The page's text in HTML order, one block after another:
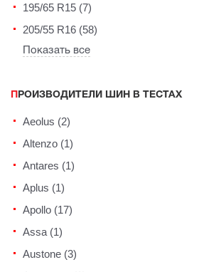
195/65 R15 (7)
205/55 R16 (58)
Показать все
ПРОИЗВОДИТЕЛИ ШИН В ТЕСТАХ
Aeolus (2)
Altenzo (1)
Antares (1)
Aplus (1)
Apollo (17)
Assa (1)
Austone (3)